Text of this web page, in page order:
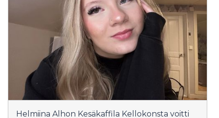
Helmiina Alhon Kesäkaffila Kellokonsta voitti